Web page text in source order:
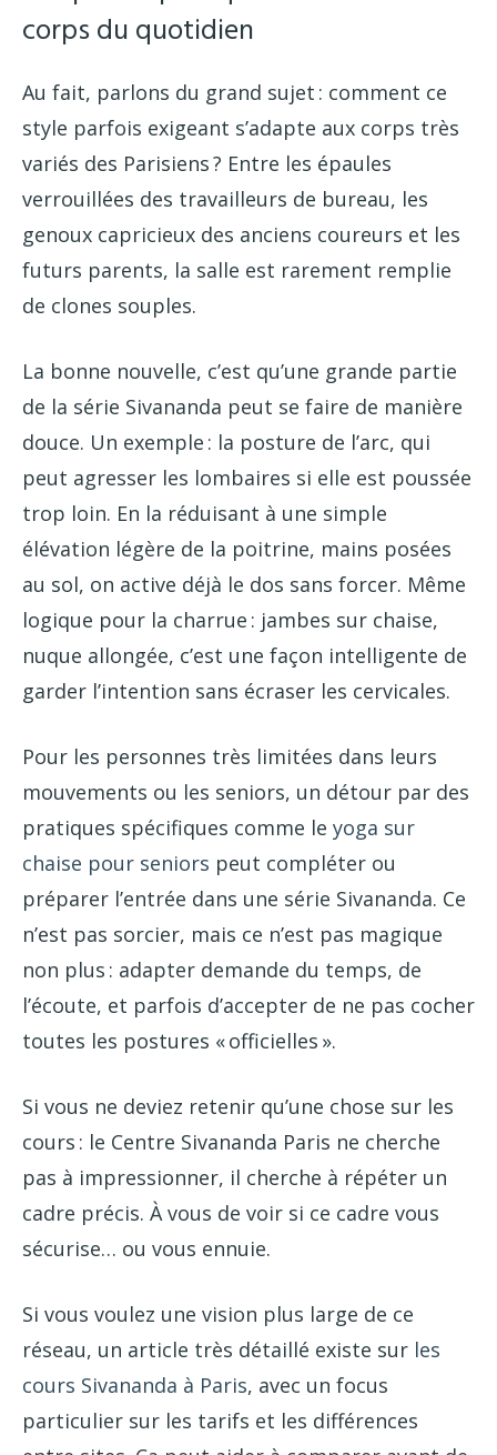
corps du quotidien
Au fait, parlons du grand sujet : comment ce
style parfois exigeant s’adapte aux corps très
variés des Parisiens ? Entre les épaules
verrouillées des travailleurs de bureau, les
genoux capricieux des anciens coureurs et les
futurs parents, la salle est rarement remplie
de clones souples.
La bonne nouvelle, c’est qu’une grande partie
de la série Sivananda peut se faire de manière
douce. Un exemple : la posture de l’arc, qui
peut agresser les lombaires si elle est poussée
trop loin. En la réduisant à une simple
élévation légère de la poitrine, mains posées
au sol, on active déjà le dos sans forcer. Même
logique pour la charrue : jambes sur chaise,
nuque allongée, c’est une façon intelligente de
garder l’intention sans écraser les cervicales.
Pour les personnes très limitées dans leurs
mouvements ou les seniors, un détour par des
pratiques spécifiques comme le yoga sur
chaise pour seniors peut compléter ou
préparer l’entrée dans une série Sivananda. Ce
n’est pas sorcier, mais ce n’est pas magique
non plus : adapter demande du temps, de
l’écoute, et parfois d’accepter de ne pas cocher
toutes les postures « officielles ».
Si vous ne deviez retenir qu’une chose sur les
cours : le Centre Sivananda Paris ne cherche
pas à impressionner, il cherche à répéter un
cadre précis. À vous de voir si ce cadre vous
sécurise… ou vous ennuie.
Si vous voulez une vision plus large de ce
réseau, un article très détaillé existe sur les
cours Sivananda à Paris, avec un focus
particulier sur les tarifs et les différences